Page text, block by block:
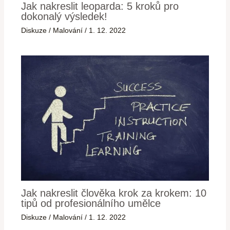
Jak nakreslit leoparda: 5 kroků pro
dokonalý výsledek!
Diskuze / Malování / 1. 12. 2022
Jak nakreslit člověka krok za krokem: 10
tipů od profesionálního umělce
Diskuze / Malování / 1. 12. 2022